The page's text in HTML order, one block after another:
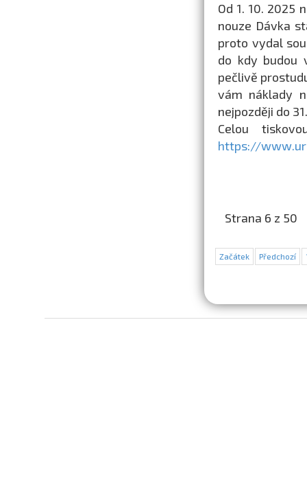
Od 1. 10. 2025
nouze Dávka
proto vydal
do kdy budou
pečlivě
vám náklady
nejpozději do
Celou
https://
Strana 6 z 50
Začátek Předchozí